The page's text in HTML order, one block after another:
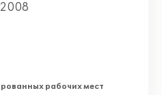
рабочих мест